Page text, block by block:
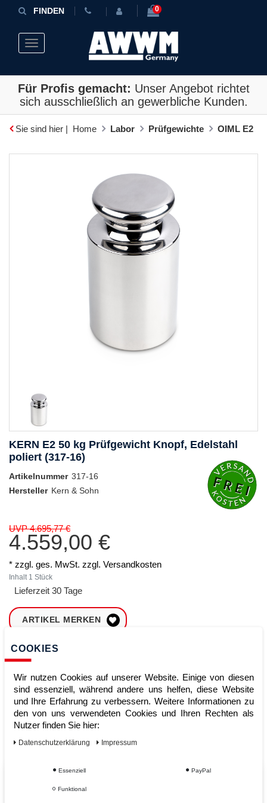
FINDEN 0
Toggle navigation
Für Profis gemacht: Unser Angebot richtet
sich ausschließlich an gewerbliche Kunden.
Sie sind hier | Home Labor Prüfgewichte OIML E2
KERN E2 50 kg Prüfgewicht Knopf, Edelstahl
poliert (317-16)
Artikelnummer 317-16
Hersteller Kern & Sohn
UVP 4.695,77 €
4.559,00 €
* zzgl. ges. MwSt. zzgl. Versandkosten
Inhalt 1 Stück
Lieferzeit 30 Tage
ARTIKEL MERKEN
ZUM WARENKORB
Sofort lieferbar
Kauf auf Rechnung
COOKIES
Wir nutzen Cookies auf unserer Website. Einige von diesen
sind essenziell, während andere uns helfen, diese Website
und Ihre Erfahrung zu verbessern. Weitere Informationen zu
den von uns verwendeten Cookies und Ihren Rechten als
Nutzer finden Sie hier:
Daten­schutz­erklärung Impressum
Essenziell PayPal
Funktional